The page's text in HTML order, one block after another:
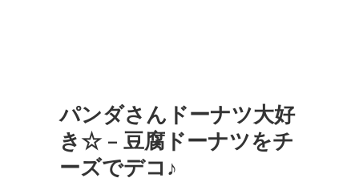
パンダさんドーナツ大好
き☆ – 豆腐ドーナツをチ
ーズでデコ♪